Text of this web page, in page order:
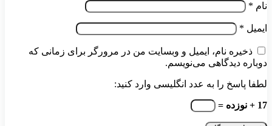
نام *
ایمیل *
ذخیره نام، ایمیل و وبسایت من در مرورگر برای زمانی که
دوباره دیدگاهی می‌نویسم.
لطفا پاسخ را به عدد انگلیسی وارد کنید:
17 + نوزده =